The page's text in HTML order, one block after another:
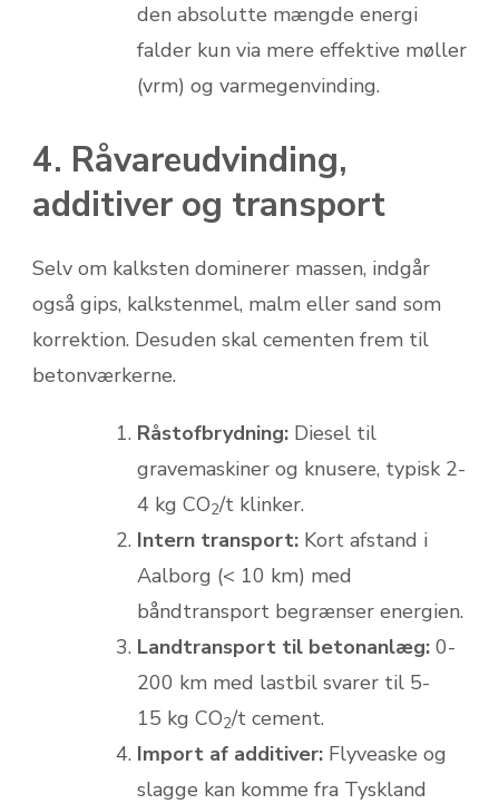
den absolutte mængde energi
falder kun via mere effektive møller
(vrm) og varmegenvinding.
4. Råvareudvinding,
additiver og transport
Selv om kalksten dominerer massen, indgår
også gips, kalkstenmel, malm eller sand som
korrektion. Desuden skal cementen frem til
betonværkerne.
Råstofbrydning: Diesel til
gravemaskiner og knusere, typisk 2-
4 kg CO2/t klinker.
Intern transport: Kort afstand i
Aalborg (< 10 km) med
båndtransport begrænser energien.
Landtransport til betonanlæg: 0-
200 km med lastbil svarer til 5-
15 kg CO2/t cement.
Import af additiver: Flyveaske og
slagge kan komme fra Tyskland